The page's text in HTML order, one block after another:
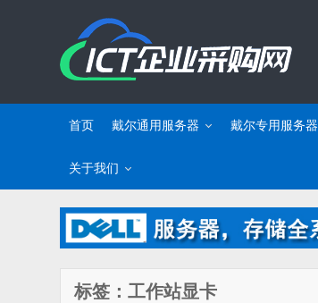
首页 戴尔通用服务器 戴尔专用服务器
关于我们
标签：工作站显卡